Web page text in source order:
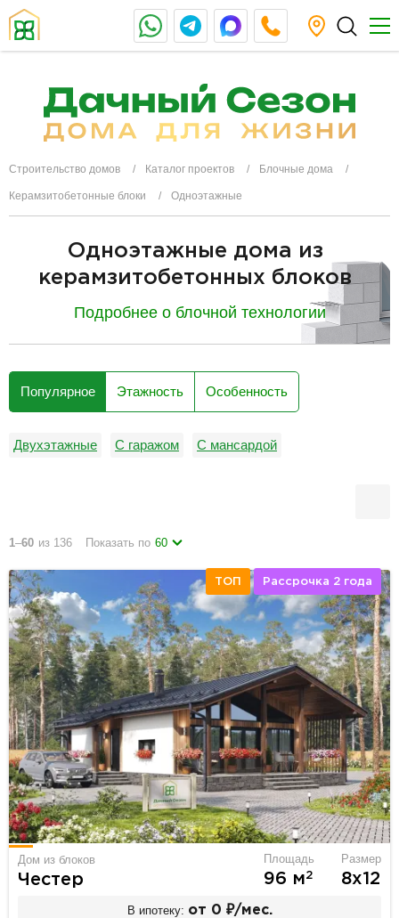
Строительство домов Каталог проектов Блочные дома
Керамзитобетонные блоки Одноэтажные
Одноэтажные дома из
керамзитобетонных блоков
Подробнее о блочной технологии
Популярное Этажность Особенность
Двухэтажные С гаражом С мансардой
1–60 из 136 Показать по 60
ТОП Рассрочка 2 года
Дом из блоков
Честер
Площадь
96 м2
Размер
8х12
В ипотеку: от 0 ₽/мес.